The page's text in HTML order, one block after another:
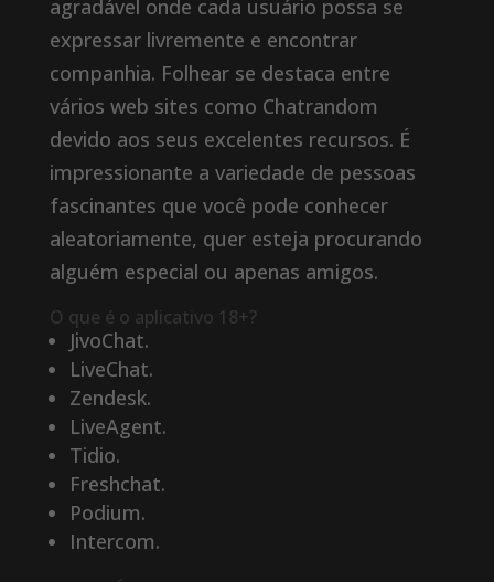
agradável onde cada usuário possa se
expressar livremente e encontrar
companhia. Folhear se destaca entre
vários web sites como Chatrandom
devido aos seus excelentes recursos. É
impressionante a variedade de pessoas
fascinantes que você pode conhecer
aleatoriamente, quer esteja procurando
alguém especial ou apenas amigos.
O que é o aplicativo 18+?
JivoChat.
LiveChat.
Zendesk.
LiveAgent.
Tidio.
Freshchat.
Podium.
Intercom.